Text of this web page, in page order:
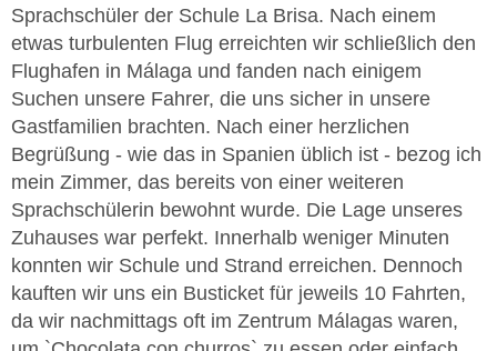
Sprachschüler der Schule La Brisa. Nach einem
etwas turbulenten Flug erreichten wir schließlich den
Flughafen in Málaga und fanden nach einigem
Suchen unsere Fahrer, die uns sicher in unsere
Gastfamilien brachten. Nach einer herzlichen
Begrüßung - wie das in Spanien üblich ist - bezog ich
mein Zimmer, das bereits von einer weiteren
Sprachschülerin bewohnt wurde. Die Lage unseres
Zuhauses war perfekt. Innerhalb weniger Minuten
konnten wir Schule und Strand erreichen. Dennoch
kauften wir uns ein Busticket für jeweils 10 Fahrten,
da wir nachmittags oft im Zentrum Málagas waren,